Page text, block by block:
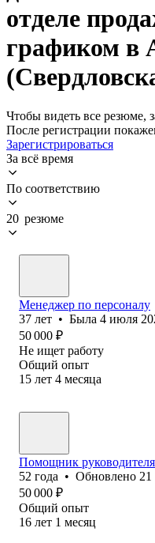
отделе
графиком в
Чтобы видеть все резюме,
После регистрации
Зарегистрироваться
За всё время
По соответствию
20 резюме
Менеджер по персоналу
37 лет • Была 4 июля
50 000 ₽
Не ищет работу
Общий опыт
15 лет 4 месяца
Помощник руководителя
52 года • Обновлено 21
50 000 ₽
Общий опыт
16 лет 1 месяц